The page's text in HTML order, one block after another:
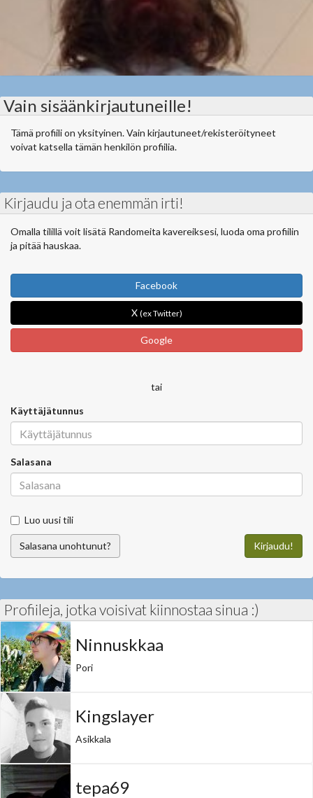
Vain sisäänkirjautuneille!
Tämä profiili on yksityinen. Vain kirjautuneet/rekisteröityneet
voivat katsella tämän henkilön profiilia.
Kirjaudu ja ota enemmän irti!
Omalla tilillä voit lisätä Randomeita kavereiksesi, luoda oma profiilin
ja pitää hauskaa.
Facebook
X (ex Twitter)
Google
tai
Käyttäjätunnus
Salasana
Luo uusi tili
Salasana unohtunut? Kirjaudu!
Profiileja, jotka voisivat kiinnostaa sinua :)
Ninnuskkaa
Pori
Kingslayer
Asikkala
tepa69